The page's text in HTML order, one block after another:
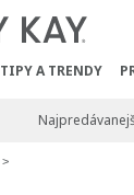
TIPY A TRENDY